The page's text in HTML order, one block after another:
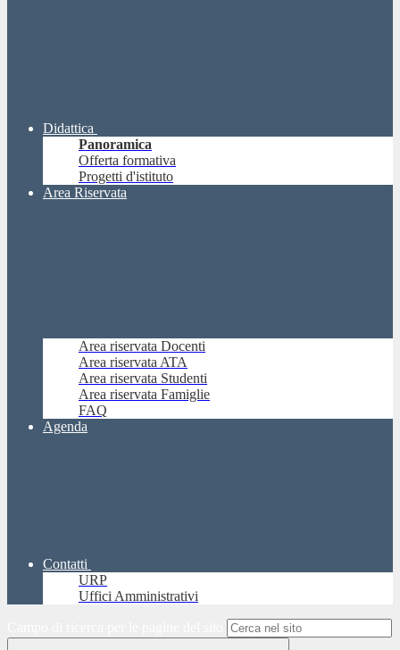
Didattica
Panoramica
Offerta formativa
Progetti d'istituto
Area Riservata
Area riservata Docenti
Area riservata ATA
Area riservata Studenti
Area riservata Famiglie
FAQ
Agenda
Contatti
URP
Uffici Amministrativi